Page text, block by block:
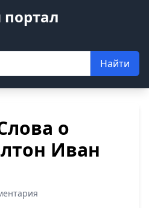
Найти
о
Иван